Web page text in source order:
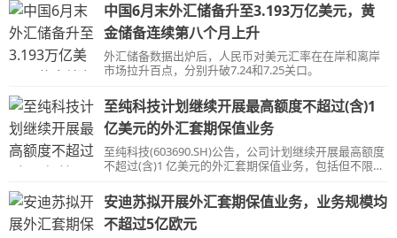
中国6月末外汇储备升至3.193万亿美元，黄
金储备连续第八个月上升
外汇储备数据出炉后，人民币对美元汇率在在岸和离岸
市场拉升百点，分别升破7.24和7.25关口。
至纯科技计划继续开展最高额度不超过(含)1
亿美元的外汇套期保值业务
至纯科技(603690.SH)公告，公司计划继续开展最高额度
不超过(含)1 亿美元的外汇套期保值业务，包括但不限于
安迪苏拟开展外汇套期保值业务，业务规模均
不超过5亿欧元